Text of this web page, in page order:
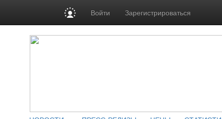
Войти Зарегистрироваться